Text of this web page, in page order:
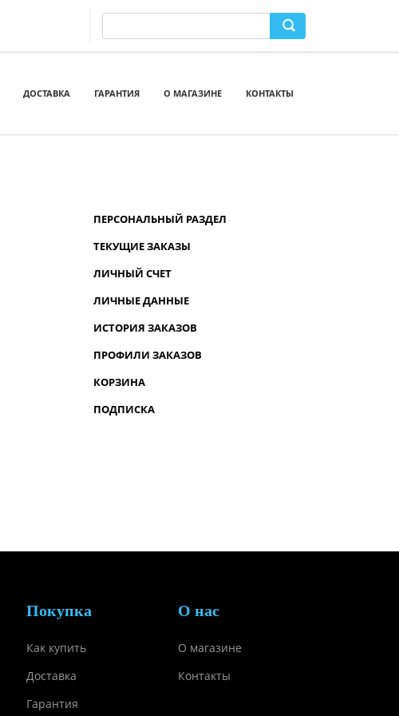
ДОСТАВКА ГАРАНТИЯ О МАГАЗИНЕ КОНТАКТЫ
ПЕРСОНАЛЬНЫЙ РАЗДЕЛ
ТЕКУЩИЕ ЗАКАЗЫ
ЛИЧНЫЙ СЧЕТ
ЛИЧНЫЕ ДАННЫЕ
ИСТОРИЯ ЗАКАЗОВ
ПРОФИЛИ ЗАКАЗОВ
КОРЗИНА
ПОДПИСКА
Покупка
Как купить
Доставка
Гарантия
О нас
О магазине
Контакты